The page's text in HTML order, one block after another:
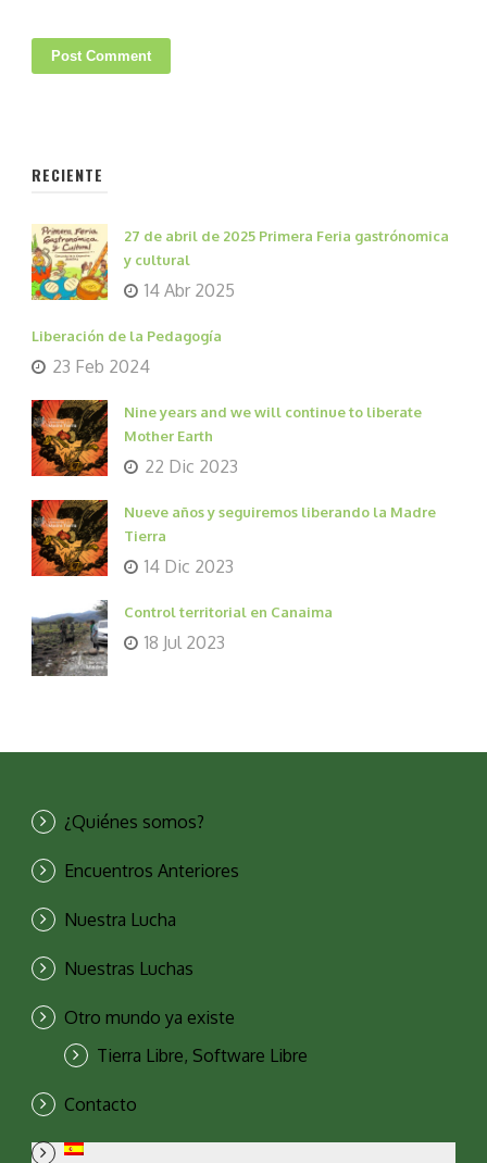
RECIENTE
27 de abril de 2025 Primera Feria gastrónomica
y cultural
14 Abr 2025
Liberación de la Pedagogía
23 Feb 2024
Nine years and we will continue to liberate
Mother Earth
22 Dic 2023
Nueve años y seguiremos liberando la Madre
Tierra
14 Dic 2023
Control territorial en Canaima
18 Jul 2023
¿Quiénes somos?
Encuentros Anteriores
Nuestra Lucha
Nuestras Luchas
Otro mundo ya existe
Tierra Libre, Software Libre
Contacto